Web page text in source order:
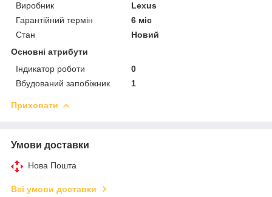
Виробник
Lexus
Гарантійний термін
6 міс
Стан
Новий
Основні атрибути
Індикатор роботи
0
Вбудований запобіжник
1
Приховати
Умови доставки
Нова Пошта
Всі умови доставки